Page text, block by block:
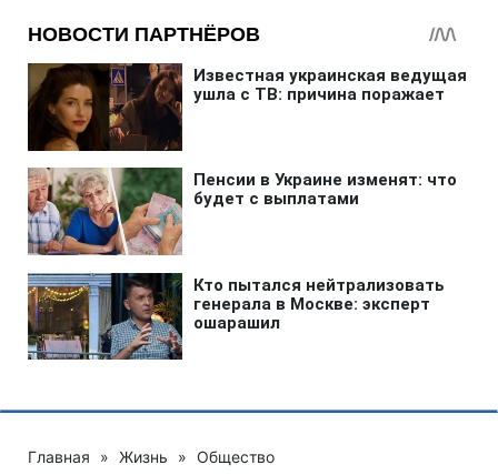
Главная » Жизнь » Общество